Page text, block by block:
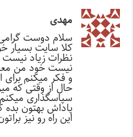
مهدی
سلام دوست
کلا سایت بسیار
نظرات زیاد
نیست خود من
و فکر میکنم برای
حال از وقتی که
سپاسگذاری میکنم
پاداش بهتون بده
این راه رو نیز